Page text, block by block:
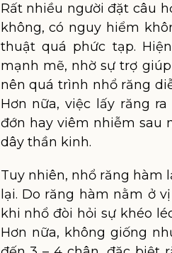
Rất nhiều người đặt câu
không, có nguy hiểm
thuật quá phức tạp.
mạnh mẽ, nhờ sự trợ
nên quá trình nhổ răng
Hơn nữa, việc lấy răng
đớn hay viêm nhiễm sau
dây thần kinh.
Tuy nhiên, nhổ răng hàm
lại. Do răng hàm nằm ở
khi nhổ đòi hỏi sự khéo
Hơn nữa, không giống